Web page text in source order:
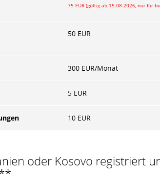
75 EUR (gültig ab 15.08.2026, nur für
50 EUR
300 EUR/Monat
5 EUR
10 EUR
oder Kosovo registriert